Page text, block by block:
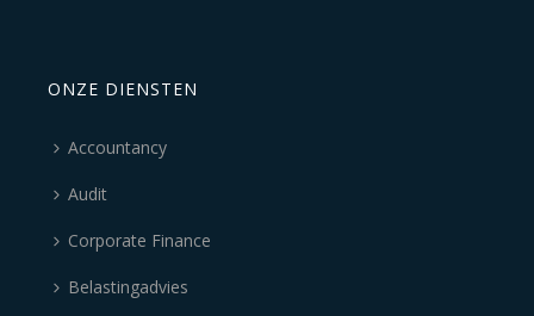
ONZE DIENSTEN
Accountancy
Audit
Corporate Finance
Belastingadvies